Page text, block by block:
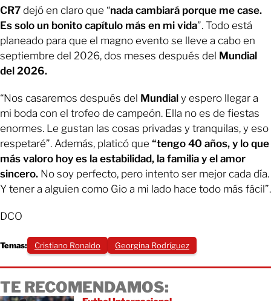
CR7 dejó en claro que “nada cambiará porque me case.
Es solo un bonito capítulo más en mi vida”. Todo está
planeado para que el magno evento se lleve a cabo en
septiembre del 2026, dos meses después del Mundial
del 2026.
“Nos casaremos después del Mundial y espero llegar a
mi boda con el trofeo de campeón. Ella no es de fiestas
enormes. Le gustan las cosas privadas y tranquilas, y eso
respetaré”. Además, platicó que “tengo 40 años, y lo que
más valoro hoy es la estabilidad, la familia y el amor
sincero. No soy perfecto, pero intento ser mejor cada día.
Y tener a alguien como Gio a mi lado hace todo más fácil”.
DCO
Temas: Cristiano Ronaldo Georgina Rodríguez
TE RECOMENDAMOS: